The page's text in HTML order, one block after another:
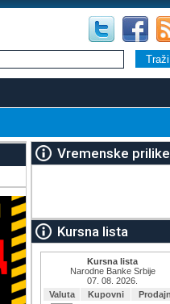
Vremenske prilike
Kursna lista